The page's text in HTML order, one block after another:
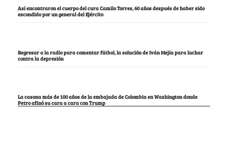
Así encontraron el cuerpo del cura Camilo Torres, 60 años después de haber sido
escondido por un general del Ejército
Regresar a la radio para comentar fútbol, la solución de Iván Mejía para luchar
contra la depresión
La casona más de 100 años de la embajada de Colombia en Washington donde
Petro afinó su cara a cara con Trump